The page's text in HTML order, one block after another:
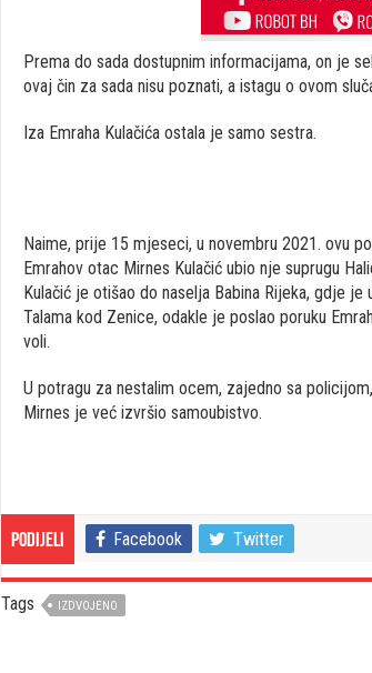
Prema do sada dostupnim informacijama, on je
ovaj čin za sada nisu poznati, a istagu o ovom
Iza Emraha Kulačića ostala je samo sestra.
Naime, prije 15 mjeseci, u novembru 2021. ovu
Emrahov otac Mirnes Kulačić ubio nje suprugu
Kulačić je otišao do naselja Babina Rijeka, gdje
Talama kod Zenice, odakle je poslao poruku
voli.
U potragu za nestalim ocem, zajedno sa
Mirnes je već izvršio samoubistvo.
Podijeli Facebook Twitter
Tags IZDVOJENO